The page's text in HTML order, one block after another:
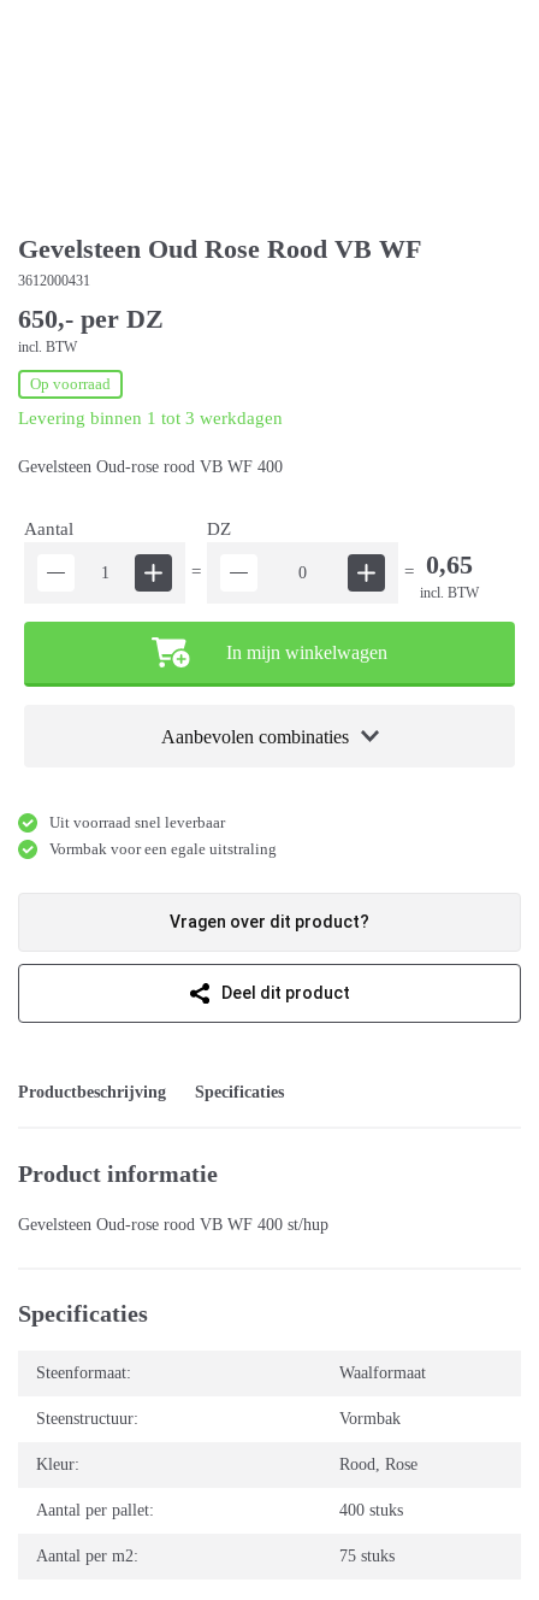
Gevelsteen Oud Rose Rood VB WF
3612000431
650,- per DZ
incl. BTW
Op voorraad
Levering binnen 1 tot 3 werkdagen
Gevelsteen Oud-rose rood VB WF 400
Aantal
=
DZ
= 0,65
incl. BTW
In mijn winkelwagen
Aanbevolen combinaties
Uit voorraad snel leverbaar
Vormbak voor een egale uitstraling
Vragen over dit product?
Deel dit product
Productbeschrijving Specificaties
Product informatie
Gevelsteen Oud-rose rood VB WF 400 st/hup
Specificaties
Steenformaat: Waalformaat
Steenstructuur: Vormbak
Kleur: Rood,Rose
Aantal per pallet: 400 stuks
Aantal per m2: 75 stuks